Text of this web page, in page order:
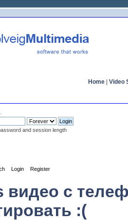
Home Video
and session length
Login Register
видео с
:(